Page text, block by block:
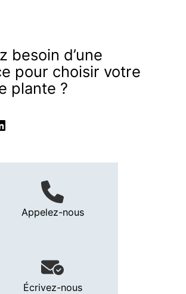
besoin d’une
pour choisir votre
plante ?
Appelez-nous
Écrivez-nous